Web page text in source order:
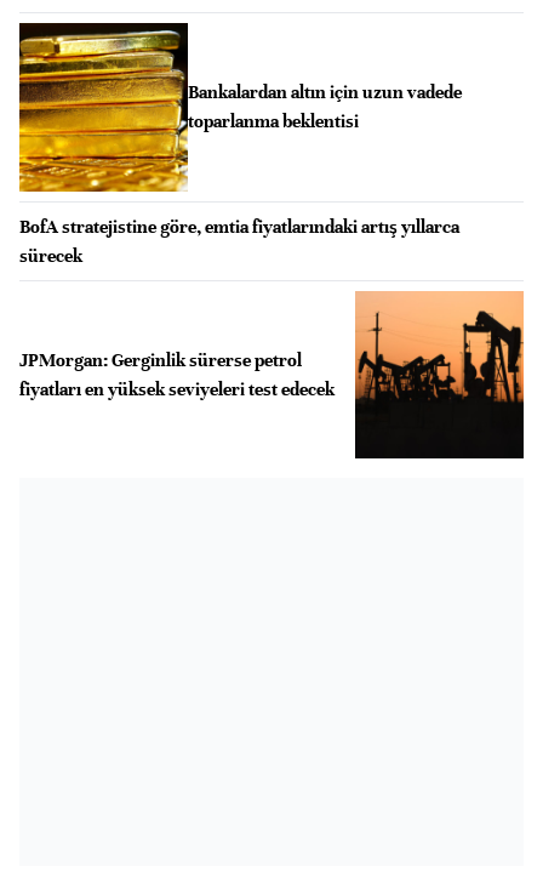
Bankalardan altın için uzun vadede
toparlanma beklentisi
BofA stratejistine göre, emtia fiyatlarındaki artış yıllarca
sürecek
JPMorgan: Gerginlik sürerse petrol
fiyatları en yüksek seviyeleri test edecek